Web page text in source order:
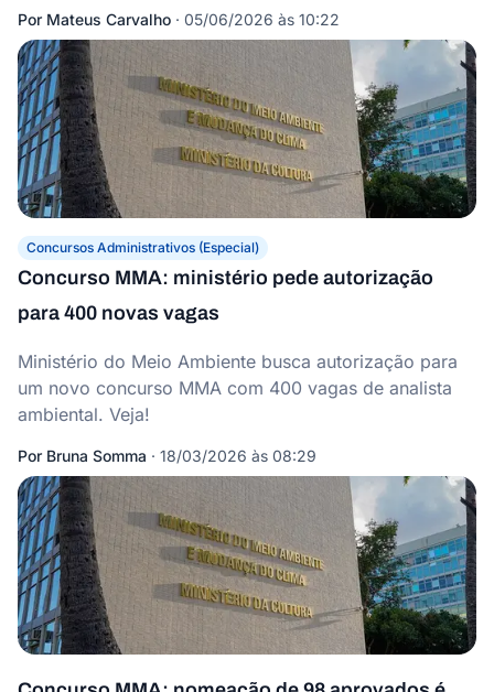
Por Mateus Carvalho · 05/06/2026 às 10:22
Concursos Administrativos (Especial)
Concurso MMA: ministério pede autorização
para 400 novas vagas
Ministério do Meio Ambiente busca autorização para
um novo concurso MMA com 400 vagas de analista
ambiental. Veja!
Por Bruna Somma · 18/03/2026 às 08:29